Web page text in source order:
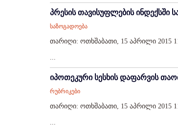
პრესის თავისუფლების ინდექსში
საზოგადოება
თარიღი: ოთხშაბათი, 15 აპრილი 2015
...
იპოთეკური სესხის დაფარვის
რუბრიკები
თარიღი: ოთხშაბათი, 15 აპრილი 2015
...